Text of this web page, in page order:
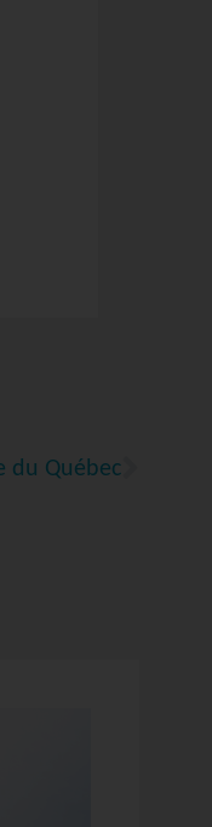
du Québec